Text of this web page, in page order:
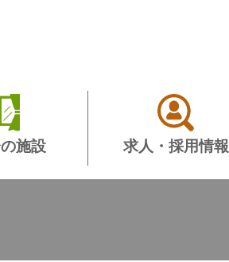
施設 求人・採用情報